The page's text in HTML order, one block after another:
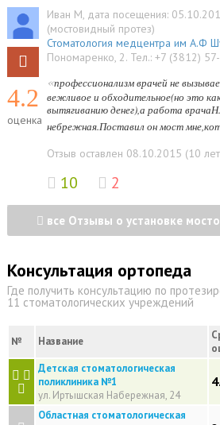
4.2
оценка
Иван М, дата посещения:
(мостовидный протез)
Стоматология медцентра им А.Ф
Пономаренко, 2. Тел.: +7 (3812)
«профессионализм врачей не
вежливое и обходительное(но это
вытягиванию денег),а работа
небрежная.Поставил он мост
Отзыв оставлен 08.10.2015 (10
10 2
все Отзывы о установке
Консультация ортопеда
Где получить консультацию по
11 стоматологических учреждений
№ Название
Детская стоматологическая
поликлиника №1
ул. Иртышская Набережная, 24
Областная стоматологическая